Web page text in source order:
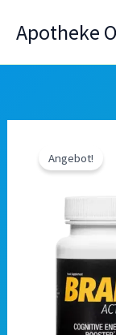
InhaltApotheke
Angebot!